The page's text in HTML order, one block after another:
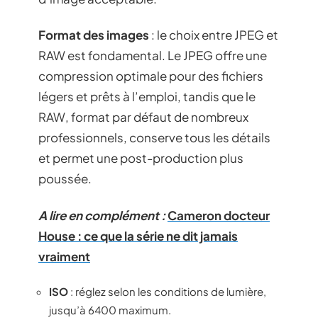
Format des images : le choix entre JPEG et
RAW est fondamental. Le JPEG offre une
compression optimale pour des fichiers
légers et prêts à l’emploi, tandis que le
RAW, format par défaut de nombreux
professionnels, conserve tous les détails
et permet une post-production plus
poussée.
A lire en complément :Cameron docteur
House : ce que la série ne dit jamais
vraiment
ISO : réglez selon les conditions de lumière,
jusqu’à 6400 maximum.